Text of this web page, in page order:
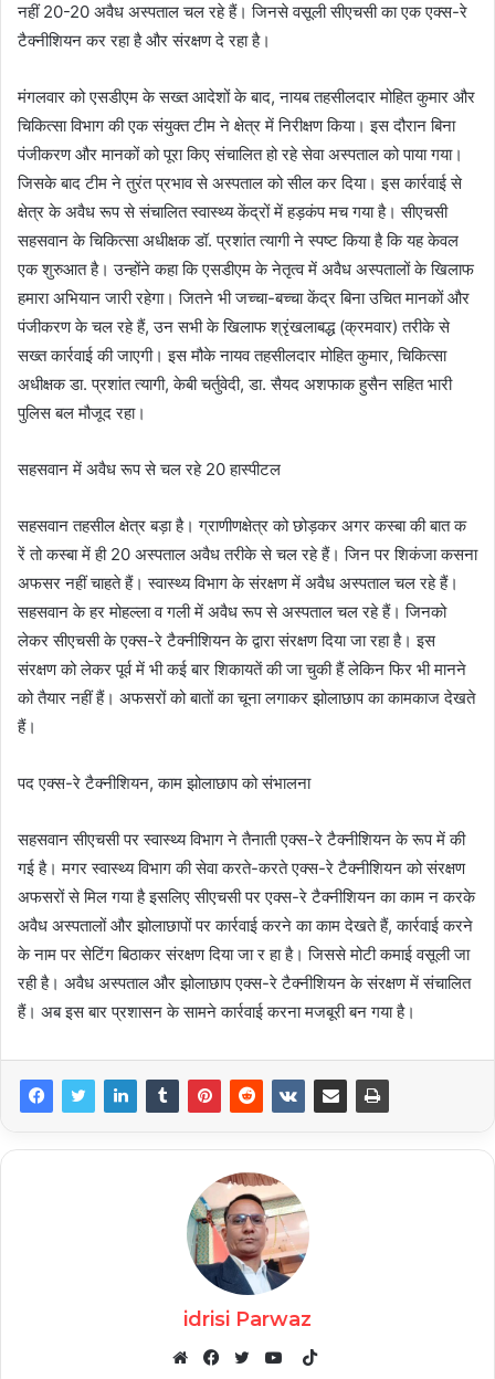
नहीं 20-20 अवैध अस्पताल चल रहे हैं। जिनसे वसूली सीएचसी का एक एक्स-रे
टैक्नीशियन कर रहा है और संरक्षण दे रहा है।
मंगलवार को एसडीएम के सख्त आदेशों के बाद, नायब तहसीलदार मोहित कुमार और
चिकित्सा विभाग की एक संयुक्त टीम ने क्षेत्र में निरीक्षण किया। इस दौरान बिना
पंजीकरण और मानकों को पूरा किए संचालित हो रहे सेवा अस्पताल को पाया गया।
जिसके बाद टीम ने तुरंत प्रभाव से अस्पताल को सील कर दिया। इस कार्रवाई से
क्षेत्र के अवैध रूप से संचालित स्वास्थ्य केंद्रों में हड़कंप मच गया है। सीएचसी
सहसवान के चिकित्सा अधीक्षक डॉ. प्रशांत त्यागी ने स्पष्ट किया है कि यह केवल
एक शुरुआत है। उन्होंने कहा कि एसडीएम के नेतृत्व में अवैध अस्पतालों के खिलाफ
हमारा अभियान जारी रहेगा। जितने भी जच्चा-बच्चा केंद्र बिना उचित मानकों और
पंजीकरण के चल रहे हैं, उन सभी के खिलाफ श्रृंखलाबद्ध (क्रमवार) तरीके से
सख्त कार्रवाई की जाएगी। इस मौके नायव तहसीलदार मोहित कुमार, चिकित्सा
अधीक्षक डा. प्रशांत त्यागी, केबी चर्तुवेदी, डा. सैयद अशफाक हुसैन सहित भारी
पुलिस बल मौजूद रहा।
सहसवान में अवैध रूप से चल रहे 20 हास्पीटल
सहसवान तहसील क्षेत्र बड़ा है। ग्राणीणक्षेत्र को छोड़कर अगर कस्बा की बात क
रें तो कस्बा में ही 20 अस्पताल अवैध तरीके से चल रहे हैं। जिन पर शिकंजा कसना
अफसर नहीं चाहते हैं। स्वास्थ्य विभाग के संरक्षण में अवैध अस्पताल चल रहे हैं।
सहसवान के हर मोहल्ला व गली में अवैध रूप से अस्पताल चल रहे हैं। जिनको
लेकर सीएचसी के एक्स-रे टैक्नीशियन के द्वारा संरक्षण दिया जा रहा है। इस
संरक्षण को लेकर पूर्व में भी कई बार शिकायतें की जा चुकी हैं लेकिन फिर भी मानने
को तैयार नहीं हैं। अफसरों को बातों का चूना लगाकर झोलाछाप का कामकाज देखते
हैं।
पद एक्स-रे टैक्नीशियन, काम झोलाछाप को संभालना
सहसवान सीएचसी पर स्वास्थ्य विभाग ने तैनाती एक्स-रे टैक्नीशियन के रूप में की
गई है। मगर स्वास्थ्य विभाग की सेवा करते-करते एक्स-रे टैक्नीशियन को संरक्षण
अफसरों से मिल गया है इसलिए सीएचसी पर एक्स-रे टैक्नीशियन का काम न करके
अवैध अस्पतालों और झोलाछापों पर कार्रवाई करने का काम देखते हैं, कार्रवाई करने
के नाम पर सेटिंग बिठाकर संरक्षण दिया जा र हा है। जिससे मोटी कमाई वसूली जा
रही है। अवैध अस्पताल और झोलाछाप एक्स-रे टैक्नीशियन के संरक्षण में संचालित
हैं। अब इस बार प्रशासन के सामने कार्रवाई करना मजबूरी बन गया है।
idrisi Parwaz
TikTok